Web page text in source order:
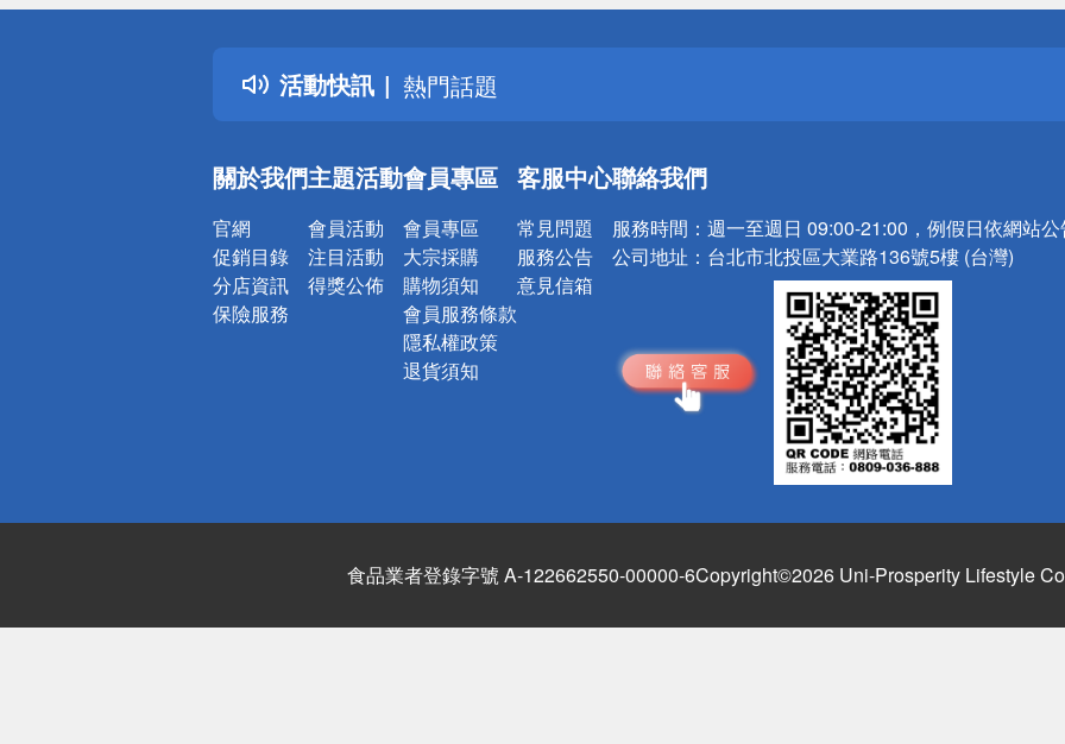
活動快訊
詐騙網頁！請小心！
得獎公告
熱門話題
銀行優惠
詐騙網頁！請小心！
關於我們
官網
促銷目錄
分店資訊
保險服務
主題活動
會員活動
注目活動
得獎公佈
會員專區
會員專區
大宗採購
購物須知
會員服務條款
隱私權政策
退貨須知
客服中心
常見問題
服務公告
意見信箱
聯絡我們
服務時間： 週一至週日 09:00-21:00，例假日依網站
公司地址： 台北市北投區大業路136號5樓 (台灣)
食品業者登錄字號 A-122662550-00000-6Copyright©2026 Uni-Prosperity Lifestyle